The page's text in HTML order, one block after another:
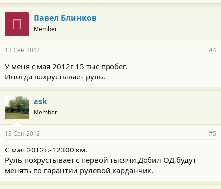
П Павел Блинков
Member
13 Сен 2012 #4
У меня с мая 2012г 15 тыс пробег.
Иногда похрустывает руль.
ask
Member
13 Сен 2012 #5
С мая 2012г.-12300 км.
Руль похрустывает с первой тысячи.Добил ОД,будут
менять по гарантии рулевой карданчик.